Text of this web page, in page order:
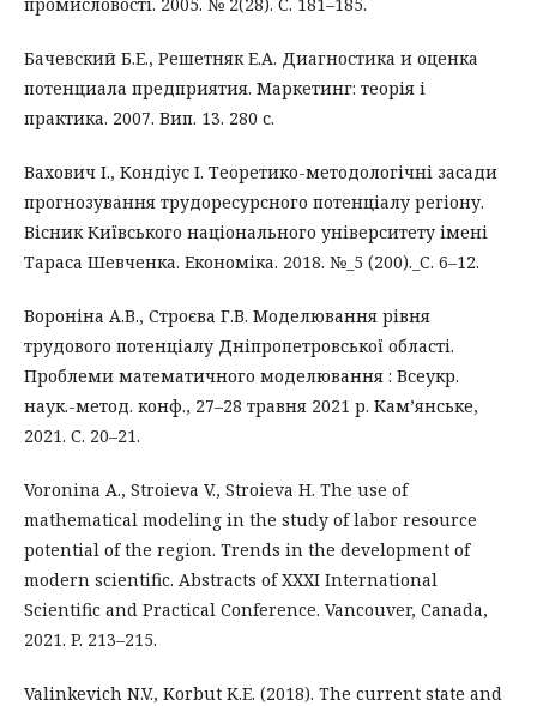
Бачевский Б.Е., Решетняк Е.А. Диагностика и оценка
потенциала предприятия. Маркетинг: теорія і
практика. 2007. Вип. 13. 280 с.
Вахович І., Кондіус І. Теоретико-методологічні засади
прогнозування трудоресурсного потенціалу регіону.
Вісник Київського національного університету імені
Тараса Шевченка. Економіка. 2018. №_5 (200)._С. 6–12.
Вороніна А.В., Строєва Г.В. Моделювання рівня
трудового потенціалу Дніпропетровської області.
Проблеми математичного моделювання : Всеукр.
наук.-метод. конф., 27–28 травня 2021 р. Кам’янське,
2021. С. 20–21.
Voronina A., Stroieva V., Stroieva H. The use of
mathematical modeling in the study of labor resource
potential of the region. Trends in the development of
modern scientific. Abstracts of XXXI International
Scientific and Practical Conference. Vancouver, Canada,
2021. P. 213–215.
Valinkevich N.V., Korbut K.E. (2018). The current state and